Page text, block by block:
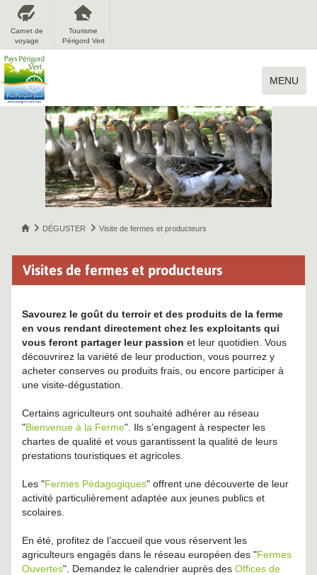
Carnet de
voyage
Tourisme
Périgord Vert
MENU
DÉGUSTER Visite de fermes et producteurs
Visites de fermes et producteurs
Savourez le goût du terroir et des produits de la ferme
en vous rendant directement chez les exploitants qui
vous feront partager leur passion et leur quotidien. Vous
découvrirez la variété de leur production, vous pourrez y
acheter conserves ou produits frais, ou encore participer à
une visite-dégustation.
Certains agriculteurs ont souhaité adhérer au réseau
"Bienvenue à la Ferme". Ils s’engagent à respecter les
chartes de qualité et vous garantissent la qualité de leurs
prestations touristiques et agricoles.
Les "Fermes Pédagogiques" offrent une découverte de leur
activité particulièrement adaptée aux jeunes publics et
scolaires.
En été, profitez de l’accueil que vous réservent les
agriculteurs engagés dans le réseau européen des "Fermes
Ouvertes". Demandez le calendrier auprès des Offices de